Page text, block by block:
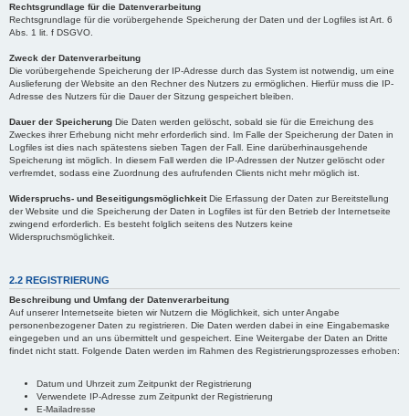
Rechtsgrundlage für die Datenverarbeitung
Rechtsgrundlage für die vorübergehende Speicherung der Daten und der Logfiles ist Art. 6
Abs. 1 lit. f DSGVO.
Zweck der Datenverarbeitung
Die vorübergehende Speicherung der IP-Adresse durch das System ist notwendig, um eine
Auslieferung der Website an den Rechner des Nutzers zu ermöglichen. Hierfür muss die IP-
Adresse des Nutzers für die Dauer der Sitzung gespeichert bleiben.
Dauer der Speicherung Die Daten werden gelöscht, sobald sie für die Erreichung des
Zweckes ihrer Erhebung nicht mehr erforderlich sind. Im Falle der Speicherung der Daten in
Logfiles ist dies nach spätestens sieben Tagen der Fall. Eine darüberhinausgehende
Speicherung ist möglich. In diesem Fall werden die IP-Adressen der Nutzer gelöscht oder
verfremdet, sodass eine Zuordnung des aufrufenden Clients nicht mehr möglich ist.
Widerspruchs- und BeseitigungsmöglichkeitDie Erfassung der Daten zur Bereitstellung
der Website und die Speicherung der Daten in Logfiles ist für den Betrieb der Internetseite
zwingend erforderlich. Es besteht folglich seitens des Nutzers keine
Widerspruchsmöglichkeit.
2.2 REGISTRIERUNG
Beschreibung und Umfang der Datenverarbeitung
Auf unserer Internetseite bieten wir Nutzern die Möglichkeit, sich unter Angabe
personenbezogener Daten zu registrieren. Die Daten werden dabei in eine Eingabemaske
eingegeben und an uns übermittelt und gespeichert. Eine Weitergabe der Daten an Dritte
findet nicht statt. Folgende Daten werden im Rahmen des Registrierungsprozesses erhoben:
Datum und Uhrzeit zum Zeitpunkt der Registrierung
Verwendete IP-Adresse zum Zeitpunkt der Registrierung
E-Mailadresse